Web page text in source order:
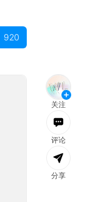
920
关注
评论
分享